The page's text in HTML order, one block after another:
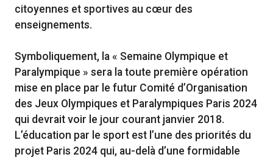
citoyennes et sportives au cœur des
enseignements.
Symboliquement, la « Semaine Olympique et
Paralympique » sera la toute première opération
mise en place par le futur Comité d’Organisation
des Jeux Olympiques et Paralympiques Paris 2024
qui devrait voir le jour courant janvier 2018.
L’éducation par le sport est l’une des priorités du
projet Paris 2024 qui, au-delà d’une formidable